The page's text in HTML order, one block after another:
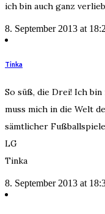
ich bin auch ganz
8. September 2013 at
Tinka
So süß, die Drei! Ich
muss mich in die Welt
sämtlicher
LG
Tinka
8. September 2013 at